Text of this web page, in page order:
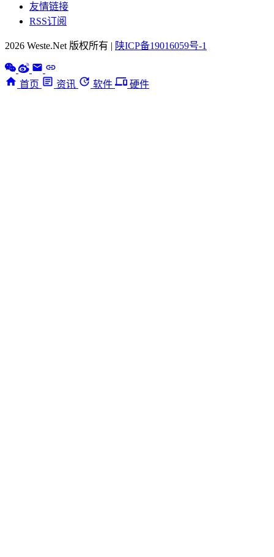
友情链接
RSS订阅
2026 Weste.Net 版权所有 | 陕ICP备19016059号-1
首页 资讯 软件 硬件